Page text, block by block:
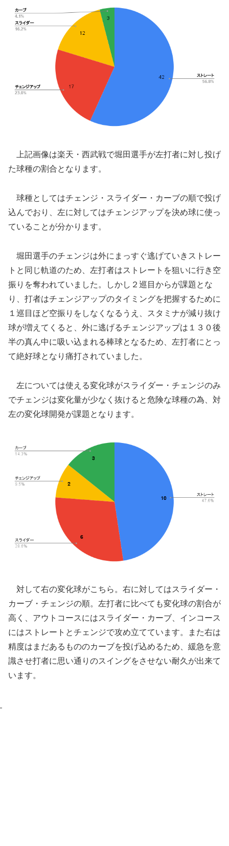
上記画像は楽天・西武戦で堀田選手が左打者に対し投げ
た球種の割合となります。
球種としてはチェンジ・スライダー・カーブの順で投げ
込んでおり、左に対してはチェンジアップを決め球に使っ
ていることが分かります。
堀田選手のチェンジは外にまっすぐ逃げていきストレー
トと同じ軌道のため、左打者はストレートを狙いに行き空
振りを奪われていました。しかし２巡目からが課題とな
り、打者はチェンジアップのタイミングを把握するために
１巡目ほど空振りをしなくなるうえ、スタミナが減り抜け
球が増えてくると、外に逃げるチェンジアップは１３０後
半の真ん中に吸い込まれる棒球となるため、左打者にとっ
て絶好球となり痛打されていました。
左については使える変化球がスライダー・チェンジのみ
でチェンジは変化量が少なく抜けると危険な球種の為、対
左の変化球開発が課題となります。
対して右の変化球がこちら。右に対してはスライダー・
カーブ・チェンジの順。左打者に比べても変化球の割合が
高く、アウトコースにはスライダー・カーブ、インコース
にはストレートとチェンジで攻め立てています。また右は
精度はまだあるもののカーブを投げ込めるため、緩急を意
識させ打者に思い通りのスイングをさせない耐久が出来て
います。